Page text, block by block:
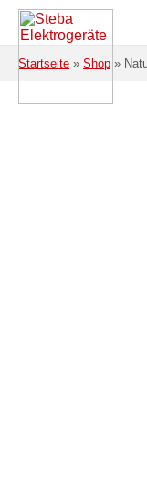
Zum Hauptinhalt
Startseite » Shop »